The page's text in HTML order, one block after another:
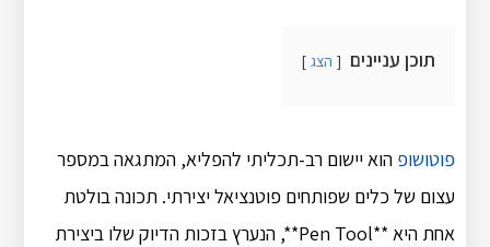
תוכן עניינים הצג
פוטושופ הוא יישום רב-תכליתי להפליא, המתגאה במספר
עצום של כלים שפותחים פוטנציאל יצירתי. תכונה בולטת
אחת היא **Pen Tool**, הנערץ בזכות הדיוק שלו ביצירת